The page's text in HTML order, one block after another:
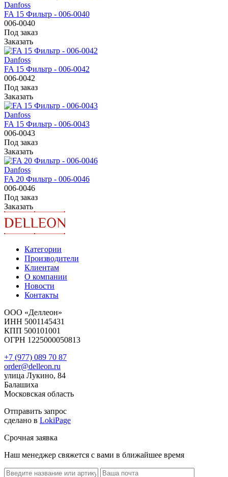
Danfoss
FA 15 Фильтр - 006-0040
006-0040
Под заказ
Заказать
Danfoss
FA 15 Фильтр - 006-0042
006-0042
Под заказ
Заказать
Danfoss
FA 15 Фильтр - 006-0043
006-0043
Под заказ
Заказать
Danfoss
FA 20 Фильтр - 006-0046
006-0046
Под заказ
Заказать
Категории
Производители
Клиентам
О компании
Новости
Контакты
ООО «Деллеон»
ИНН 5001145431
КПП 500101001
ОГРН 1225000050813
+7 (977) 089 70 87
order@delleon.ru
улица Лукино, 84
Балашиха
Московская область
Отправить запрос
сделано в LokiPage
Срочная заявка
Наш менеджер свяжется с вами в ближайшее время